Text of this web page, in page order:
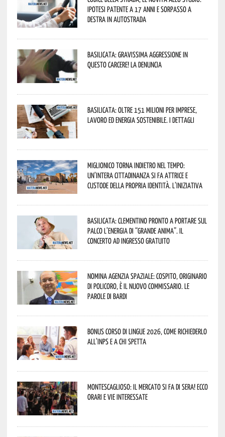
ipotesi patente a 17 anni e sorpasso a
destra in autostrada
Basilicata: gravissima aggressione in
questo Carcere! La denuncia
Basilicata: oltre 151 milioni per imprese,
lavoro ed energia sostenibile. I dettagli
Miglionico torna indietro nel tempo:
un’intera cittadinanza si fa attrice e
custode della propria identità. L’iniziativa
Basilicata: Clementino pronto a portare sul
palco l’energia di “Grande Anima”. Il
concerto ad ingresso gratuito
Nomina Agenzia Spaziale: Cospito, originario
di Policoro, è il nuovo commissario. Le
parole di Bardi
Bonus corso di lingue 2026, come richiederlo
all’INPS e a chi spetta
Montescaglioso: il mercato si fa di sera! Ecco
orari e vie interessate